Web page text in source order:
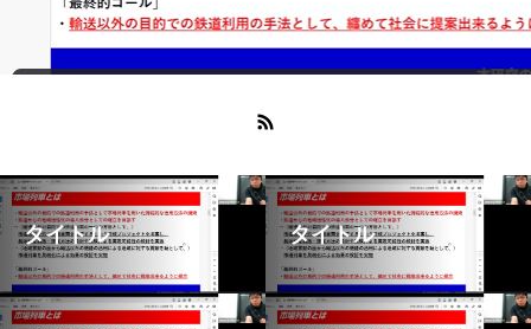
タイトル タイトル